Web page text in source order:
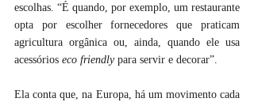
escolhas. “É quando, por exemplo, um restaurante
opta por escolher fornecedores que praticam
agricultura orgânica ou, ainda, quando ele usa
acessórios eco friendly para servir e decorar”.
Ela conta que, na Europa, há um movimento cada